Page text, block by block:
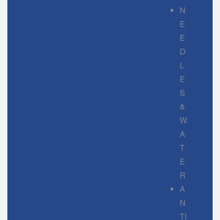
N
E
E
D
L
E
S
&
W
A
T
E
R
A
N
TI